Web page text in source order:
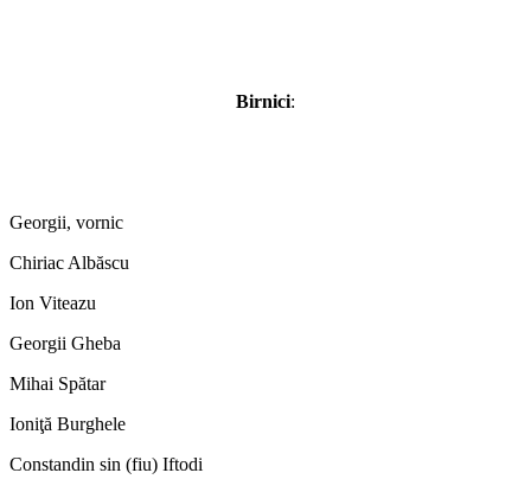
Birnici:
Georgii, vornic
Chiriac Albăscu
Ion Viteazu
Georgii Gheba
Mihai Spătar
Ioniţă Burghele
Constandin sin (fiu) Iftodi